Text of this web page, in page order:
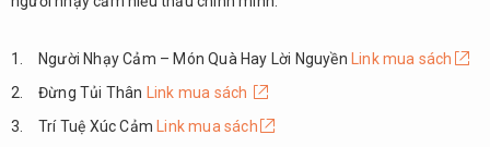
Người Nhạy Cảm – Món Quà Hay Lời Nguyền
Link mua sách
Đừng Tủi Thân
Link mua sách
Trí Tuệ Xúc Cảm
Link mua sách